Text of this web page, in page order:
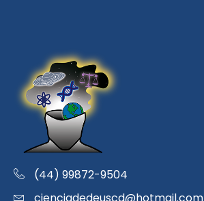
(44) 99872-9504